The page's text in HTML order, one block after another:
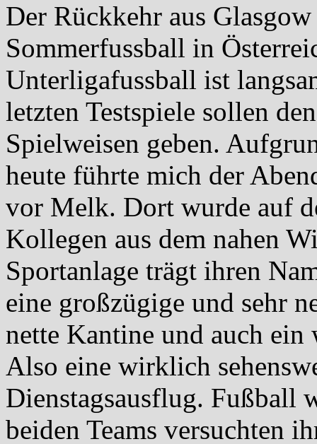
Der Rückkehr aus
Sommerfussball in
Unterligafussball ist
letzten Testspiele sollen
Spielweisen geben.
heute führte mich der
vor Melk. Dort wurde auf
Kollegen aus dem nahen
Sportanlage trägt ihren
eine großzügige und sehr
nette Kantine und auch
Also eine wirklich
Dienstagsausflug. Fußball
beiden Teams versuchten